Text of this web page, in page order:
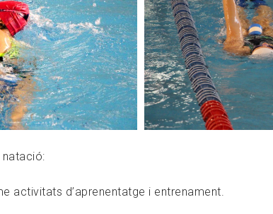
activitats d’aprenentatge i entrenament.